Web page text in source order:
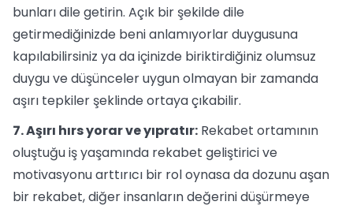
bunları dile getirin. Açık bir şekilde dile
getirmediğinizde beni anlamıyorlar duygusuna
kapılabilirsiniz ya da içinizde biriktirdiğiniz olumsuz
duygu ve düşünceler uygun olmayan bir zamanda
aşırı tepkiler şeklinde ortaya çıkabilir.
7. Aşırı hırs yorar ve yıpratır: Rekabet ortamının
oluştuğu iş yaşamında rekabet geliştirici ve
motivasyonu arttırıcı bir rol oynasa da dozunu aşan
bir rekabet, diğer insanların değerini düşürmeye